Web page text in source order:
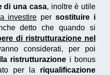
di una casa, inoltre è utile
investire persostituire i
detto che quando si
di ristrutturazione nel
considerati, per poi
ristrutturazione i bonus
per la riqualificazione